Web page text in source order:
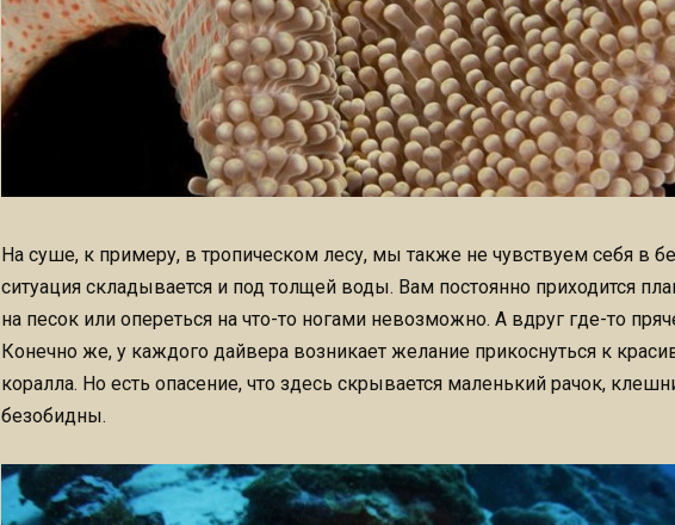
На суше, к примеру, в тропическом лесу, мы также не чувствуем себя в
ситуация складывается и под толщей воды. Вам постоянно приходится
на песок или опереться на что-то ногами невозможно. А вдруг где-то
Конечно же, у каждого дайвера возникает желание прикоснуться к
коралла. Но есть опасение, что здесь скрывается маленький рачок,
безобидны.